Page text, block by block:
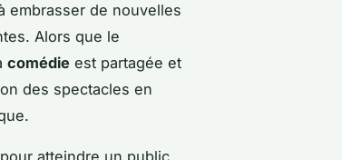
embrasser de nouvelles
Alors que le
comédie est partagée et
des spectacles en